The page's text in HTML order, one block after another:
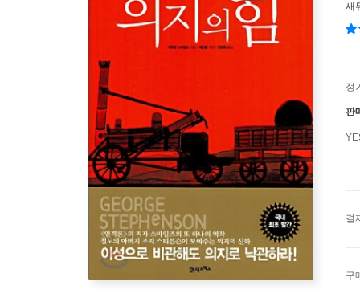
새
정
판
결
구